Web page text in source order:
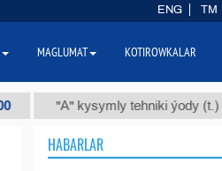
"А" kysymly tehniki ýody (t.) $86 000
HABARLAR
ENG TM
MAGLUMAT KOTIROWKALAR